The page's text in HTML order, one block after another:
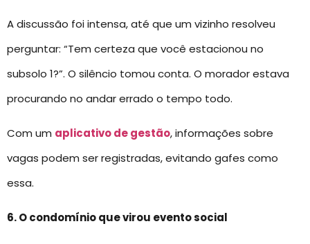
A discussão foi intensa, até que um vizinho resolveu
perguntar: “Tem certeza que você estacionou no
subsolo 1?”. O silêncio tomou conta. O morador estava
procurando no andar errado o tempo todo.
Com um aplicativo de gestão, informações sobre
vagas podem ser registradas, evitando gafes como
essa.
6. O condomínio que virou evento social